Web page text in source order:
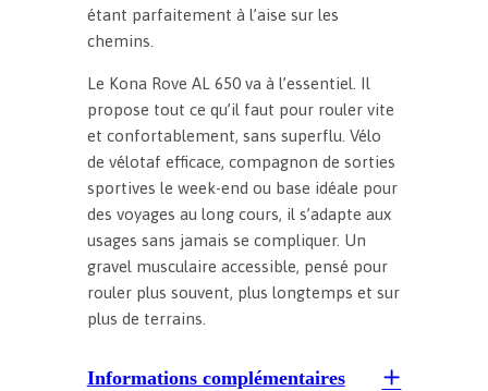
étant parfaitement à l’aise sur les
chemins.
Le Kona Rove AL 650 va à l’essentiel. Il
propose tout ce qu’il faut pour rouler vite
et confortablement, sans superflu. Vélo
de vélotaf efficace, compagnon de sorties
sportives le week-end ou base idéale pour
des voyages au long cours, il s’adapte aux
usages sans jamais se compliquer. Un
gravel musculaire accessible, pensé pour
rouler plus souvent, plus longtemps et sur
plus de terrains.
Informations complémentaires